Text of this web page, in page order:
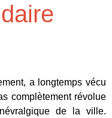
a longtemps vécu
complètement révolue
de la ville.